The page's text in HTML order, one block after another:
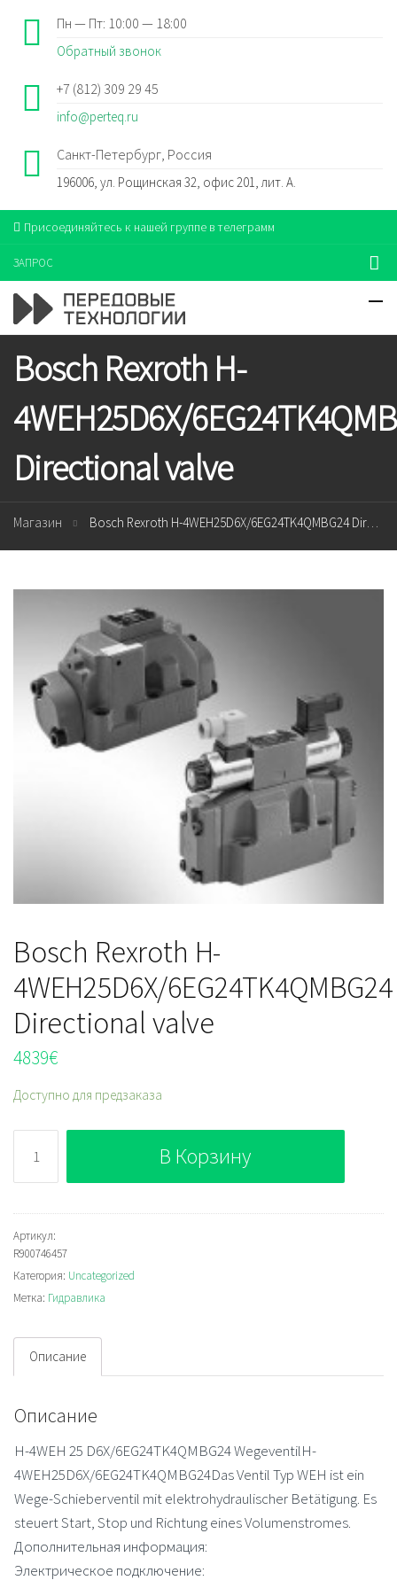
Пн — Пт: 10:00 — 18:00
Обратный звонок
+7 (812) 309 29 45
info@perteq.ru
Санкт-Петербург, Россия
196006, ул. Рощинская 32, офис 201, лит. А.
Присоединяйтесь к нашей группе в телеграмм
ЗАПРОС
Bosch Rexroth H-
4WEH25D6X/
Directional valve
Магазин Bosch Rexroth H-4WEH25D6X/6EG24TK4QMBG24 Directional valve
Bosch Rexroth H-
4WEH25D6X/6EG24TK4QMBG24
Directional valve
4839€
Доступно для предзаказа
Bosch
Rexroth
H-
4WEH25D6X/6EG24TK4QMBG24
Directional
valve
В Корзину
Артикул:
R900746457
Категория: Uncategorized
Метка: Гидравлика
Описание
Описание
H-4WEH 25 D6X/6EG24TK4QMBG24 WegeventilH-
4WEH25D6X/6EG24TK4QMBG24Das Ventil Typ WEH ist ein
Wege-Schieberventil mit elektrohydraulischer Betätigung. Es
steuert Start, Stop und Richtung eines Volumenstromes.
Дополнительная информация:
Электрическое подключение: